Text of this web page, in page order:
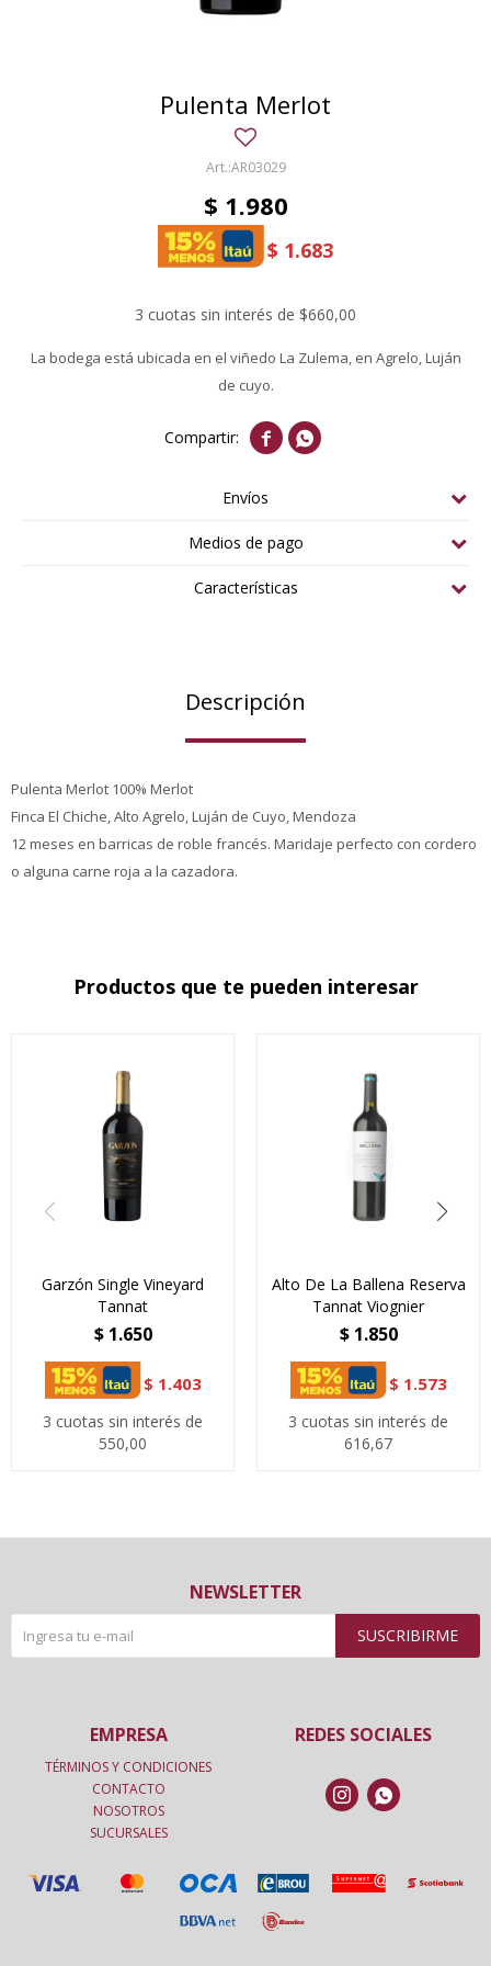
Pulenta Merlot
AR03029
$ 1.980
$ 1.683
3 cuotas sin interés de $660,00
La bodega está ubicada en el viñedo La Zulema, en Agrelo, Luján
de cuyo.
 
Envíos
Medios de pago
Características
Descripción
Pulenta Merlot 100% Merlot
Finca El Chiche, Alto Agrelo, Luján de Cuyo, Mendoza
12 meses en barricas de roble francés. Maridaje perfecto con cordero
o alguna carne roja a la cazadora.
Productos que te pueden interesar
Garzón Single Vineyard
Tannat
$ 1.650
$ 1.403
3 cuotas sin interés de
550,00
Alto De La Ballena Reserva
Tannat Viognier
$ 1.850
$ 1.573
3 cuotas sin interés de
616,67
NEWSLETTER
SUSCRIBIRME
REDES SOCIALES
 
EMPRESA
TÉRMINOS Y CONDICIONES
CONTACTO
NOSOTROS
SUCURSALES